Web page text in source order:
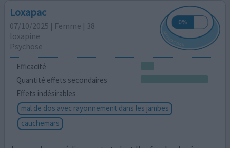
Loxapac
07/10/2025 | Femme | 38
loxapine
Psychose
Efficacité
Quantité effets secondaires
Effets indésirables
mal de dos avec rayonnement dans les jambes
cauchemars